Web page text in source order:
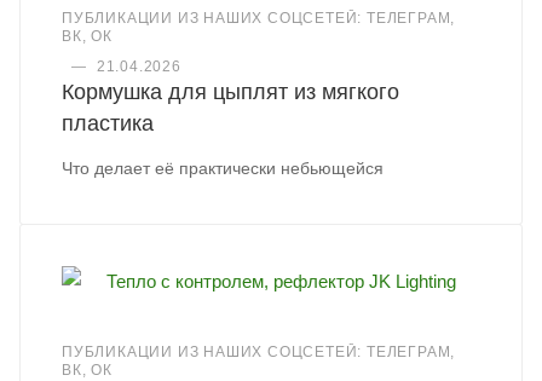
ПУБЛИКАЦИИ ИЗ НАШИХ СОЦСЕТЕЙ: ТЕЛЕГРАМ,
ВК, ОК
—
21.04.2026
Кормушка для цыплят из мягкого
пластика
Что делает её практически небьющейся
ПУБЛИКАЦИИ ИЗ НАШИХ СОЦСЕТЕЙ: ТЕЛЕГРАМ,
ВК, ОК